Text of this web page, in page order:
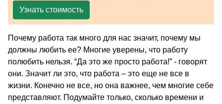
Узнать стоимость
Почему работа так много для нас значит, почему мы
должны любить ее? Многие уверены, что работу
полюбить нельзя. “Да это же просто работа!” - говорят
они. Значит ли это, что работа – это еще не все в
жизни. Конечно не все, но она важнее, чем многие себе
представляют. Подумайте только, сколько времени и